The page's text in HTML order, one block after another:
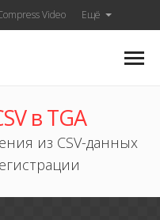
Video Ещё
в TGA
из CSV-данных